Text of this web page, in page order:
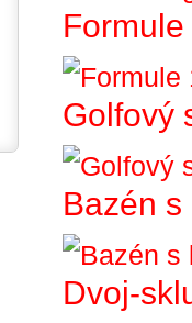
Golfový
Bazén
Dvoj-